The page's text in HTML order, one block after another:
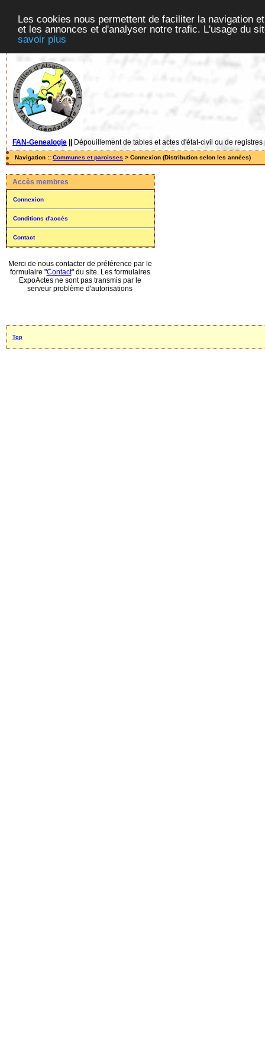
Les cookies nous permettent de faciliter la navigation
et les annonces et d'analyser notre trafic. L'usage du
savoir plus
FAN-Genealogie Dépouillement de tables et actes d'état-civil ou de
Navigation :: Communes et paroisses > Connexion (Distribution selon les années)
Accès membres
Connexion
Conditions d'accès
Contact
Merci de nous contacter de préférence par le
formulaire "Contact" du site. Les formulaires
ExpoActes ne sont pas transmis par le
serveur problème d'autorisations
Top